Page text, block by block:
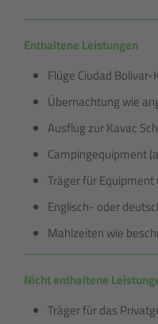
Enthaltene Leistungen
Flüge Ciudad
Übernachtung wie
Ausflug zur Kavac
Campingequipment
Träger für
Englisch- oder
Mahlzeiten wie
Nicht enthaltene
Träger für das